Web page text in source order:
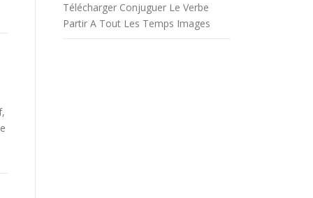
Télécharger Conjuguer Le Verbe
Partir A Tout Les Temps Images